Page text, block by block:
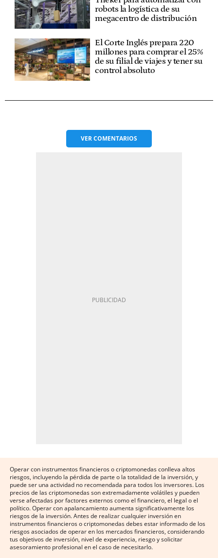
robots la logística de su
megacentro de distribución
El Corte Inglés prepara 220
millones para comprar el 25%
de su filial de viajes y tener su
control absoluto
VERCOMENTARIOS
Operar con instrumentos financieros o criptomonedas conlleva altos
riesgos, incluyendo la pérdida de parte o la totalidad de la inversión, y
puede ser una actividad no recomendada para todos los inversores. Los
precios de las criptomonedas son extremadamente volátiles y pueden
verse afectadas por factores externos como el financiero, el legal o el
político. Operar con apalancamiento aumenta significativamente los
riesgos de la inversión. Antes de realizar cualquier inversión en
instrumentos financieros o criptomonedas debes estar informado de los
riesgos asociados de operar en los mercados financieros, considerando
tus objetivos de inversión, nivel de experiencia, riesgo y solicitar
asesoramiento profesional en el caso de necesitarlo.